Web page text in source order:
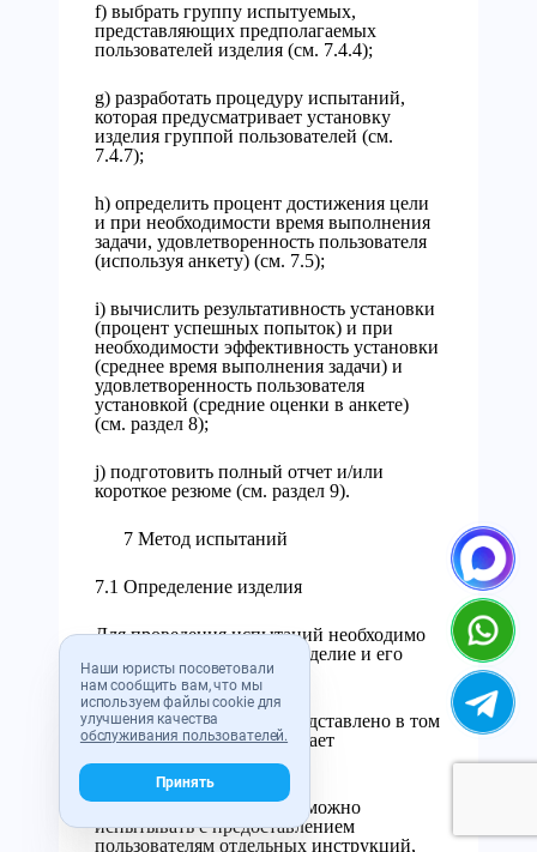
Наши юристы посоветовали
нам сообщить вам, что мы
используем файлы cookie для
улучшения качества
обслуживания пользователей.
Принять
f) выбрать группу испытуемых,
представляющих предполагаемых
пользователей изделия (см. 7.4.4);
g) разработать процедуру испытаний,
которая предусматривает установку
изделия группой пользователей (см.
7.4.7);
h) определить процент достижения цели
и при необходимости время выполнения
задачи, удовлетворенность пользователя
(используя анкету) (см. 7.5);
i) вычислить результативность установки
(процент успешных попыток) и при
необходимости эффективность установки
(среднее время выполнения задачи) и
удовлетворенность пользователя
установкой (средние оценки в анкете)
(см. раздел 8);
j) подготовить полный отчет и/или
короткое резюме (см. раздел 9).
7 Метод испытаний
7.1 Определение изделия
Для проведения испытаний необходимо
определить конкретное изделие и его
модель.
Изделие должно быть представлено в том
виде, в котором его получает
пользователь.
Потребительские товары можно
испытывать с предоставлением
пользователям отдельных инструкций,